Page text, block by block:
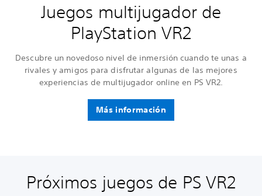
Juegos multijugador de
PlayStation VR2
Descubre un novedoso nivel de inmersión cuando te unas a
rivales y amigos para disfrutar algunas de las mejores
experiencias de multijugador online en PS VR2.
Más información
Próximos juegos de PS VR2